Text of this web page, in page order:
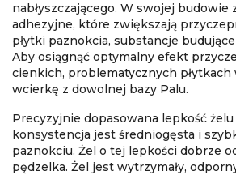
nabłyszczającego. W swojej budowie
adhezyjne, które zwiększają
płytki paznokcia, substancje budujące
Aby osiągnąć optymalny efekt
cienkich, problematycznych płytkach
wcierkę z dowolnej bazy Palu.
Precyzyjnie dopasowana lepkość żelu
konsystencja jest średniogęsta i
paznokciu. Żel o tej lepkości dobrze
pędzelka. Żel jest wytrzymały,